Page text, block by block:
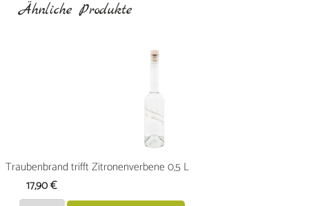
Ähnliche Produkte
Traubenbrand trifft Zitronenverbene 0,5 L
17,90€